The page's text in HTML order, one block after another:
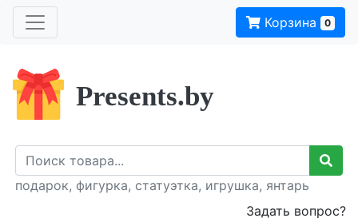
Корзина 0
Presents.by
подарок, фигурка, статуэтка, игрушка, янтарь
Задать вопрос?